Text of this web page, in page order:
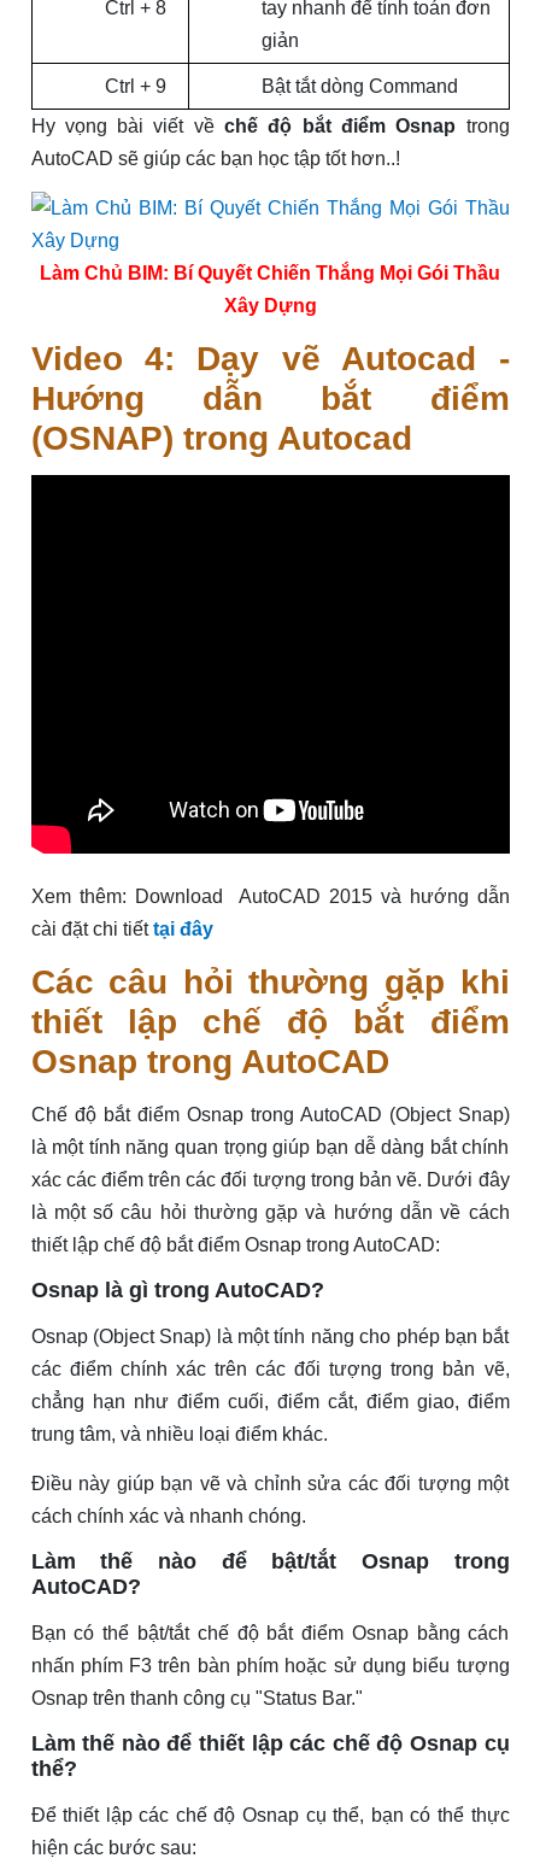
Ctrl + 8
tay nhanh để tính toán đơn
giản
Ctrl + 9
Bật tắt dòng Command
Hy vọng bài viết về chế độ bắt điểm Osnap trong
AutoCAD sẽ giúp các bạn học tập tốt hơn..!
Làm Chủ BIM: Bí Quyết Chiến Thắng Mọi Gói Thầu
Xây Dựng
Video 4: Dạy vẽ Autocad -
Hướng dẫn bắt điểm
(OSNAP) trong Autocad
Xem thêm: Download AutoCAD 2015 và hướng dẫn
cài đặt chi tiếttại đây
Các câu hỏi thường gặp khi
thiết lập chế độ bắt điểm
Osnap trong AutoCAD
Chế độ bắt điểm Osnap trong AutoCAD (Object Snap)
là một tính năng quan trọng giúp bạn dễ dàng bắt chính
xác các điểm trên các đối tượng trong bản vẽ. Dưới đây
là một số câu hỏi thường gặp và hướng dẫn về cách
thiết lập chế độ bắt điểm Osnap trong AutoCAD:
Osnap là gì trong AutoCAD?
Osnap (Object Snap) là một tính năng cho phép bạn bắt
các điểm chính xác trên các đối tượng trong bản vẽ,
chẳng hạn như điểm cuối, điểm cắt, điểm giao, điểm
trung tâm, và nhiều loại điểm khác.
Điều này giúp bạn vẽ và chỉnh sửa các đối tượng một
cách chính xác và nhanh chóng.
Làm thế nào để bật/tắt Osnap trong
AutoCAD?
Bạn có thể bật/tắt chế độ bắt điểm Osnap bằng cách
nhấn phím F3 trên bàn phím hoặc sử dụng biểu tượng
Osnap trên thanh công cụ "Status Bar."
Làm thế nào để thiết lập các chế độ Osnap cụ
thể?
Để thiết lập các chế độ Osnap cụ thể, bạn có thể thực
hiện các bước sau: